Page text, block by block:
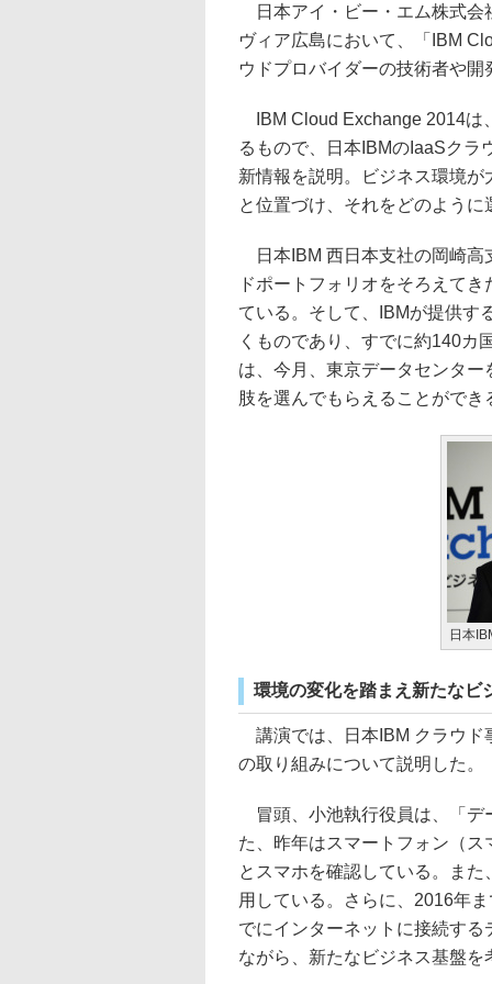
日本アイ・ビー・エム株式会
ヴィア広島において、「IBM
ウドプロバイダーの技術者や
IBM Cloud Exchange 2014は
るもので、日本IBMのIaaSクラ
新情報を説明。ビジネス環境
と位置づけ、それをどのよう
日本IBM 西日本支社の岡崎高
ドポートフォリオをそろえて
ている。そして、IBMが提供す
くものであり、すでに約140カ
は、今月、東京データセンタ
肢を選んでもらえることができ
日本
環境の変化を踏まえ新たなビ
講演では、日本IBM クラウド
の取り組みについて説明した。
冒頭、小池執行役員は、「デ
た、昨年はスマートフォン（
とスマホを確認している。ま
用している。さらに、2016年
でにインターネットに接続す
ながら、新たなビジネス基盤